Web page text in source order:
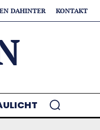
DAHINTER KONTAKT